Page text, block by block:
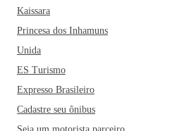
Kaissara
Princesa dos Inhamuns
Unida
ES Turismo
Expresso Brasileiro
Cadastre seu ônibus